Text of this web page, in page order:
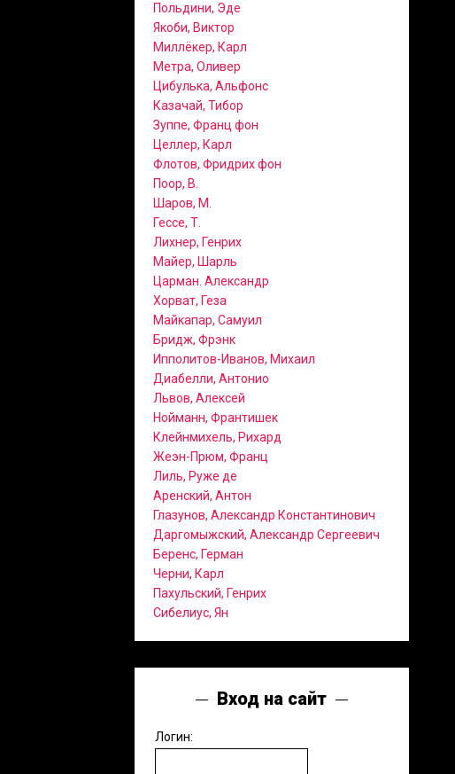
Польдини, Эде
Якоби, Виктор
Миллёкер, Карл
Метра, Оливер
Цибулька, Альфонс
Казачай, Тибор
Зуппе, Франц фон
Целлер, Карл
Флотов, Фридрих фон
Поор, В.
Шаров, М.
Гессе, Т.
Лихнер, Генрих
Майер, Шарль
Царман. Александр
Хорват, Геза
Майкапар, Самуил
Бридж, Фрэнк
Ипполитов-Иванов, Михаил
Диабелли, Антонио
Львов, Алексей
Нойманн, Франтишек
Клейнмихель, Рихард
Жеэн-Прюм, Франц
Лиль, Руже де
Аренский, Антон
Глазунов, Александр Константинович
Даргомыжский, Александр Сергеевич
Беренс, Герман
Черни, Карл
Пахульский, Генрих
Сибелиус, Ян
Вход на сайт
Логин: